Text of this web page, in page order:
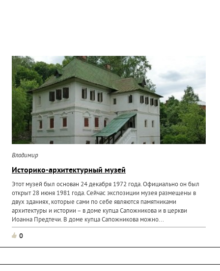
Владимир
Историко-архитектурный музей
Этот музей был основан 24 декабря 1972 года. Официально он был
открыт 28 июня 1981 года. Сейчас экспозиции музея размещены в
двух зданиях, которые сами по себе являются памятниками
архитектуры и истории – в доме купца Сапожникова и в церкви
Иоанна Предтечи. В доме купца Сапожникова можно...
0